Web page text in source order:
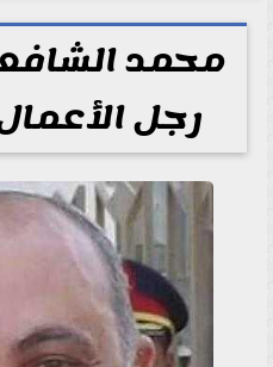
2020-09-05 18:27:43
محمد
رجل